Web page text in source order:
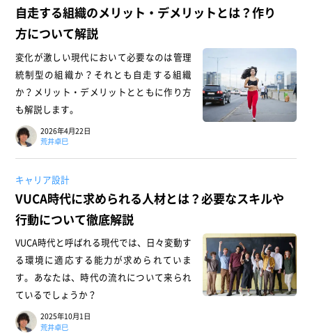
自走する組織のメリット・デメリットとは？作り
方について解説
変化が激しい現代において必要なのは管理
統制型の組織か？それとも自走する組織
か？メリット・デメリットとともに作り方
も解説します。
2026年4月22日
荒井卓巳
キャリア設計
VUCA時代に求められる人材とは？必要なスキルや
行動について徹底解説
VUCA時代と呼ばれる現代では、日々変動す
る環境に適応する能力が求められていま
す。あなたは、時代の流れについて来られ
ているでしょうか？
2025年10月1日
荒井卓巳